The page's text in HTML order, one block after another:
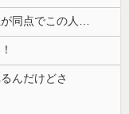
日本をダメにした総理大臣、ワースト１位が同点でこの人ｗｗｗｗｗｗ
んだけどさ